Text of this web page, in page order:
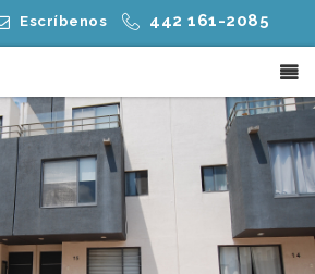
Escríbenos 442 161-2085